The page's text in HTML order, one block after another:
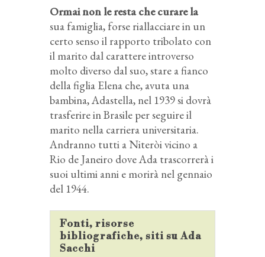
Ormai non le resta che curare la
sua famiglia, forse riallacciare in un
certo senso il rapporto tribolato con
il marito dal carattere introverso
molto diverso dal suo, stare a fianco
della figlia Elena che, avuta una
bambina, Adastella, nel 1939 si dovrà
trasferire in Brasile per seguire il
marito nella carriera universitaria.
Andranno tutti a Niteròi vicino a
Rio de Janeiro dove Ada trascorrerà i
suoi ultimi anni e morirà nel gennaio
del 1944.
Fonti, risorse
bibliografiche, siti su Ada
Sacchi